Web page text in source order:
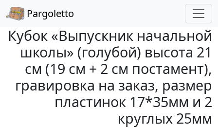
Pargoletto
Кубок «Выпускник начальной
школы» (голубой) высота 21
см (19 см + 2 см постамент),
гравировка на заказ, размер
пластинок 17*35мм и 2
круглых 25мм